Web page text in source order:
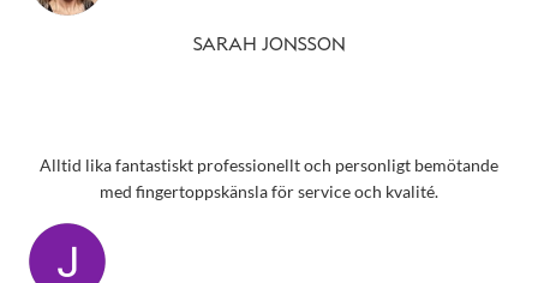
SARAH JONSSON
Alltid lika fantastiskt professionellt och personligt bemötande
med fingertoppskänsla för service och kvalité.